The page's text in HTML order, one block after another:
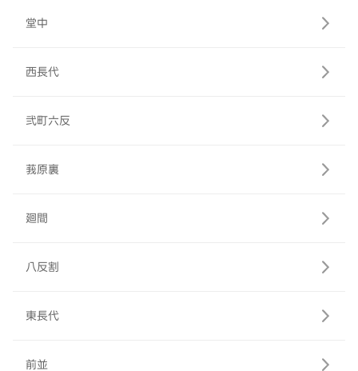
堂中
西長代
弐町六反
莪原裏
廻間
八反割
東長代
前並